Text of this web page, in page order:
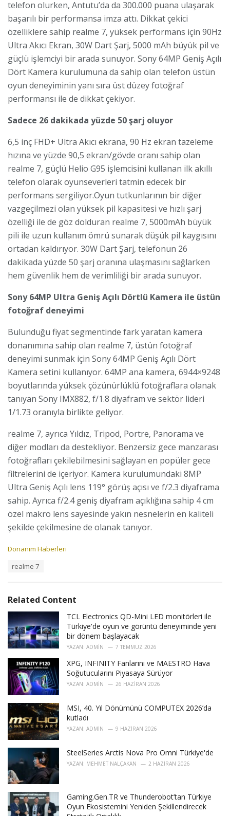
telefon olurken, Antutu’da da 300.000 puana ulaşarak
başarılı bir performansa imza attı. Dikkat çekici
özelliklere sahip realme 7, yüksek performans için 90Hz
Ultra Akıcı Ekran, 30W Dart Şarj, 5000 mAh büyük pil ve
güçlü işlemciyi bir arada sunuyor. Sony 64MP Geniş Açılı
Dört Kamera kurulumuna da sahip olan telefon üstün
oyun deneyiminin yanı sıra üst düzey fotoğraf
performansı ile de dikkat çekiyor.
Sadece 26 dakikada yüzde 50 şarj oluyor
6,5 inç FHD+ Ultra Akıcı ekrana, 90 Hz ekran tazeleme
hızına ve yüzde 90,5 ekran/gövde oranı sahip olan
realme 7, güçlü Helio G95 işlemcisini kullanan ilk akıllı
telefon olarak oyunseverleri tatmin edecek bir
performans sergiliyor.Oyun tutkunlarının bir diğer
vazgeçilmezi olan yüksek pil kapasitesi ve hızlı şarj
özelliği ile de göz dolduran realme 7, 5000mAh büyük
pili ile uzun kullanım ömrü sunarak düşük pil kaygısını
ortadan kaldırıyor. 30W Dart Şarj, telefonun 26
dakikada yüzde 50 şarj oranına ulaşmasını sağlarken
hem güvenlik hem de verimliliği bir arada sunuyor.
Sony 64MP Ultra Geniş Açılı Dörtlü Kamera ile üstün
fotoğraf deneyimi
Bulunduğu fiyat segmentinde fark yaratan kamera
donanımına sahip olan realme 7, üstün fotoğraf
deneyimi sunmak için Sony 64MP Geniş Açılı Dört
Kamera setini kullanıyor. 64MP ana kamera, 6944×9248
boyutlarında yüksek çözünürlüklü fotoğraflara olanak
tanıyan Sony IMX882, f/1.8 diyafram ve sektör lideri
1/1.73 oranıyla birlikte geliyor.
realme 7, ayrıca Yıldız, Tripod, Portre, Panorama ve
diğer modları da destekliyor. Benzersiz gece manzarası
fotoğrafları çekilebilmesini sağlayan en popüler gece
filtrelerini de içeriyor. Kamera kurulumundaki 8MP
Ultra Geniş Açılı lens 119° görüş açısı ve f/2.3 diyaframa
sahip. Ayrıca f/2.4 geniş diyafram açıklığına sahip 4 cm
özel makro lens sayesinde yakın nesnelerin en kaliteli
şekilde çekilmesine de olanak tanıyor.
C
o
r
i
e
s
:
Donanım Haberleri
:
realme 7
Related Content
TCL Electronics QD-Mini LED monitörleri ile
Türkiye'de oyun ve görüntü deneyiminde yeni
bir dönem başlayacak
YAZAN: ADMIN 7 TEMMUZ 2026
XPG, INFINITY Fanlarını ve MAESTRO Hava
Soğutucularını Piyasaya Sürüyor
YAZAN: ADMIN 26 HAZIRAN 2026
MSI, 40. Yıl Dönümünü COMPUTEX 2026’da
kutladı
YAZAN: ADMIN 9 HAZIRAN 2026
SteelSeries Arctis Nova Pro Omni Türkiye'de
YAZAN: MEHMET NALÇAKAN 2 HAZIRAN 2026
Gaming.Gen.TR ve Thunderobot’tan Türkiye
Oyun Ekosistemini Yeniden Şekillendirecek